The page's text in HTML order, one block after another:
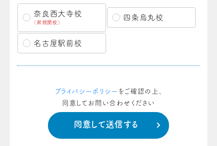
奈良西大寺校
（新規開校）
四条烏丸校
名古屋駅前校
プライバシーポリシー をご確認の上、
同意してお問い合わせください